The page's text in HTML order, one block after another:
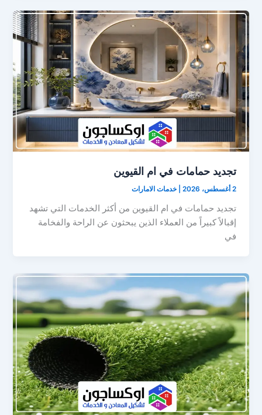
تجديد حمامات في ام القيوين
2 أغسطس، 2026 |خدمات الامارات
تجديد حمامات في ام القيوين من أكثر الخدمات التي تشهد
إقبالاً كبيراً من العملاء الذين يبحثون عن الراحة والفخامة
في